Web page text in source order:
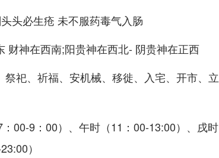
头必生疮 未不服药毒气入肠
财神在西南;阳贵神在西北- 阴贵神在正西
祀、祈福、安机械、移徙、入宅、开市、立
00-9：00）、午时（11：00-13:00）、戌时
）